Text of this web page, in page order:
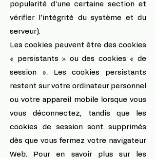
popularité d'une certaine section et
vérifier l'intégrité du système et du
serveur).
Les cookies peuvent être des cookies
« persistants » ou des cookies « de
session ». Les cookies persistants
restent sur votre ordinateur personnel
ou votre appareil mobile lorsque vous
vous déconnectez, tandis que les
cookies de session sont supprimés
dès que vous fermez votre navigateur
Web. Pour en savoir plus sur les